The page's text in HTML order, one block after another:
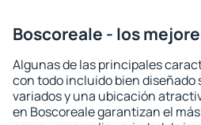
Boscoreale - los
Algunas de las principales
con todo incluido bien diseñado
variados y una ubicación
en Boscoreale garantizan el